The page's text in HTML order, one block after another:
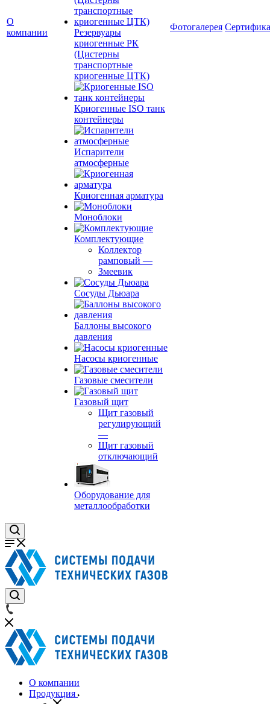
О
компании
Резервуары
криогенные РК
(Цистерны
транспортные
криогенные ЦТК)
Криогенные ISO танк
контейнеры
Испарители
атмосферные
Криогенная арматура
Моноблоки
Комплектующие
Коллектор
рамповый —
Змеевик
Сосуды Дьюара
Баллоны высокого
давления
Насосы криогенные
Газовые смесители
Газовый щит
Щит газовый
регулирующий
—
Щит газовый
отключающий
Оборудование для
металлообработки
Фотогалерея
О компании
Продукция